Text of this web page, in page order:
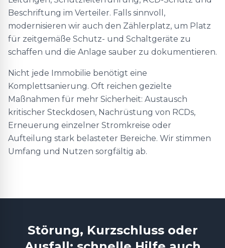
Beschriftung im Verteiler. Falls sinnvoll,
modernisieren wir auch den Zählerplatz, um Platz
für zeitgemäße Schutz- und Schaltgeräte zu
schaffen und die Anlage sauber zu dokumentieren.
Nicht jede Immobilie benötigt eine
Komplettsanierung. Oft reichen gezielte
Maßnahmen für mehr Sicherheit: Austausch
kritischer Steckdosen, Nachrüstung von RCDs,
Erneuerung einzelner Stromkreise oder
Aufteilung stark belasteter Bereiche. Wir stimmen
Umfang und Nutzen sorgfältig ab.
Störung, Kurzschluss oder